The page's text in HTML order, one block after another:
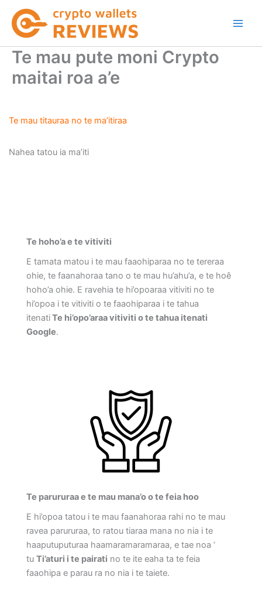
content
Te mau pute moni Crypto
maitai roa a’e
Te mau titauraa no te ma’itiraa
Nahea tatou ia ma’iti
Te hoho’a e te vitiviti
E tamata matou i te mau faaohiparaa no te tereraa
ohie, te faanahoraa tano o te mau hu’ahu’a, e te hoê
hoho’a ohie. E ravehia te hi’opoaraa vitiviti no te
hi’opoa i te vitiviti o te faaohiparaa i te tahua
itenatiTe hi’opo’araa vitiviti o te tahua itenati
Google.
Te parururaa e te mau mana’o o te feia hoo
E hi’opoa tatou i te mau faanahoraa rahi no te mau
ravea parururaa, to ratou tiaraa mana no nia i te
haaputuputuraa haamaramaramaraa, e tae noa ‘
tu Ti’aturi i te pairati no te ite eaha ta te feia
faaohipa e parau ra no nia i te taiete.